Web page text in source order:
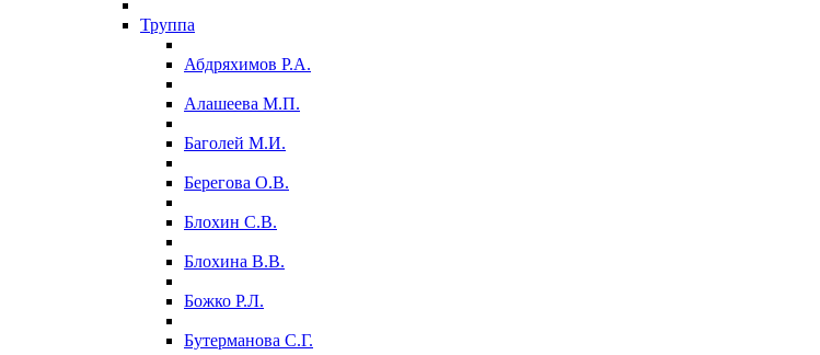
Труппа
Абдряхимов Р.А.
Алашеева М.П.
Баголей М.И.
Берегова О.В.
Блохин С.В.
Блохина В.В.
Божко Р.Л.
Бутерманова С.Г.